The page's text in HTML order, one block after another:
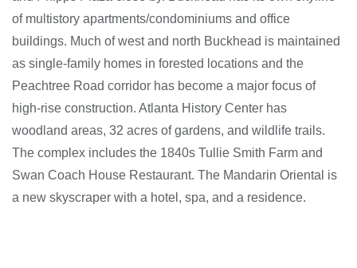
of multistory apartments/condominiums and office
buildings. Much of west and north Buckhead is maintained
as single-family homes in forested locations and the
Peachtree Road corridor has become a major focus of
high-rise construction. Atlanta History Center has
woodland areas, 32 acres of gardens, and wildlife trails.
The complex includes the 1840s Tullie Smith Farm and
Swan Coach House Restaurant. The Mandarin Oriental is
a new skyscraper with a hotel, spa, and a residence.